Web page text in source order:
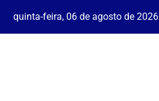
quinta-feira, 06 de agosto de 2026